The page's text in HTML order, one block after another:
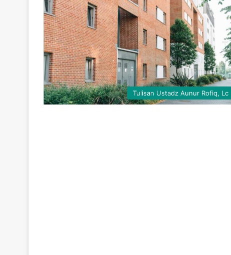
Tulisan Ustadz Aunur Rofiq, Lc